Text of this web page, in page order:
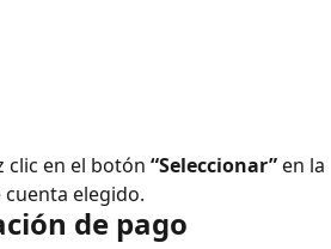
clic en el botón “Seleccionar” en la
elegido.
de pago